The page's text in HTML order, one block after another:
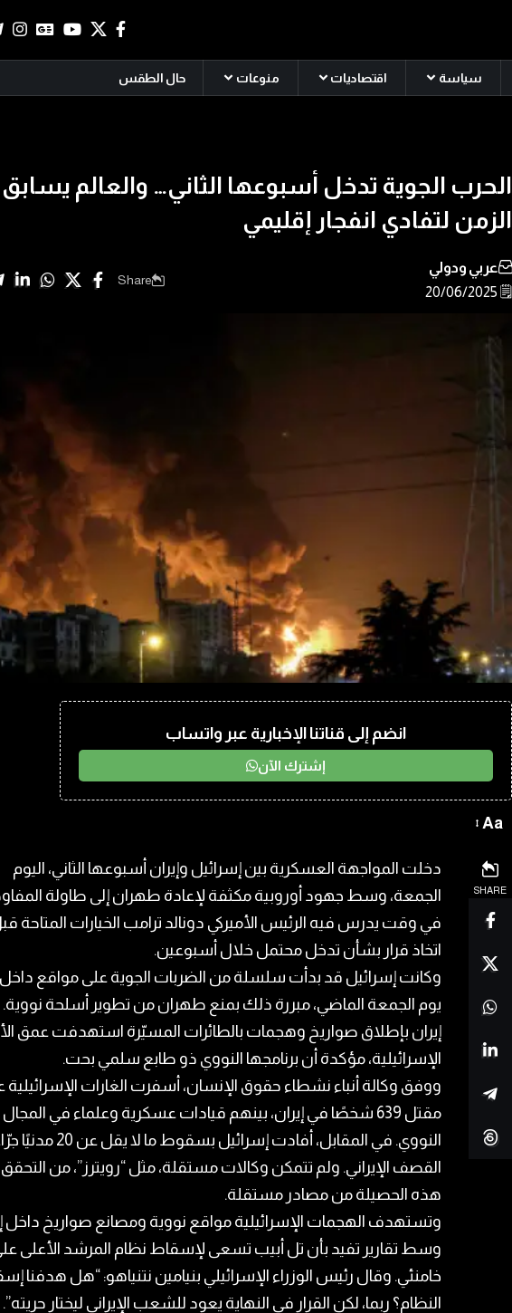
سياسة اقتصاديات منوعات حال الطقس
الحرب الجوية تدخل أسبوعها الثاني… والعالم يسابق
الزمن لتفادي انفجار إقليمي
🗒️ 20/06/2025
عربي ودولي
Share
انضم إلى قناتنا الإخبارية عبر واتساب
إشترك الآن
Aa
SHARE
دخلت المواجهة العسكرية بين إسرائيل وإيران أسبوعها الثاني، اليوم
الجمعة، وسط جهود أوروبية مكثفة لإعادة طهران إلى طاولة
في وقت يدرس فيه الرئيس الأميركي دونالد ترامب الخيارات المتاحة
اتخاذ قرار بشأن تدخل محتمل خلال أسبوعين.
وكانت إسرائيل قد بدأت سلسلة من الضربات الجوية على مواقع داخل
يوم الجمعة الماضي، مبررة ذلك بمنع طهران من تطوير أسلحة
إيران بإطلاق صواريخ وهجمات بالطائرات المسيّرة استهدفت عمق
الإسرائيلية، مؤكدة أن برنامجها النووي ذو طابع سلمي بحت.
ووفق وكالة أنباء نشطاء حقوق الإنسان، أسفرت الغارات الإسرائيلية
مقتل 639 شخصًا في إيران، بينهم قيادات عسكرية وعلماء في المجال
النووي. في المقابل، أفادت إسرائيل بسقوط ما لا يقل عن 20
القصف الإيراني. ولم تتمكن وكالات مستقلة، مثل “رويترز”، من
هذه الحصيلة من مصادر مستقلة.
وتستهدف الهجمات الإسرائيلية مواقع نووية ومصانع صواريخ داخل
وسط تقارير تفيد بأن تل أبيب تسعى لإسقاط نظام المرشد الأعلى
خامنئي. وقال رئيس الوزراء الإسرائيلي بنيامين نتنياهو: “هل هدفنا
النظام؟ ربما، لكن القرار في النهاية يعود للشعب الإيراني ليختار حريته”.